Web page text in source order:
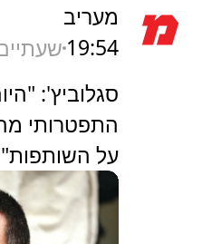
מעריב
19:54
סגלוביץ':
התפטרותי
על השותפות"